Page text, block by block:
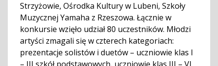
Strzyżowie, Ośrodka Kultury w Lubeni, Szkoły
Muzycznej Yamaha z Rzeszowa. Łącznie w
konkursie wzięło udział 80 uczestników. Młodzi
artyści zmagali się w czterech kategoriach:
prezentacje solistów i duetów – uczniowie klas I